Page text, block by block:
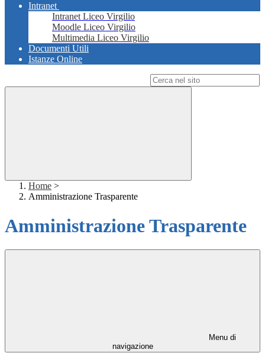
Intranet
Intranet Liceo Virgilio
Moodle Liceo Virgilio
Multimedia Liceo Virgilio
Documenti Utili
Istanze Online
Home >
Amministrazione Trasparente
Amministrazione Trasparente
Menu di
navigazione